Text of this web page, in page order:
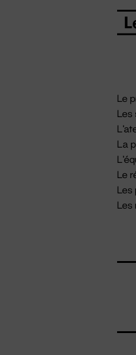
Le
Les
La
Le
Les
Les